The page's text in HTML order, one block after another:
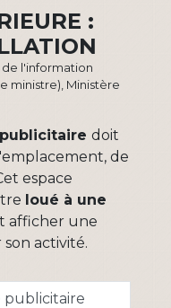
:
de l'information
ministre), Ministère
doit
de
espace
loué à une
afficher une
activité.
publicitaire